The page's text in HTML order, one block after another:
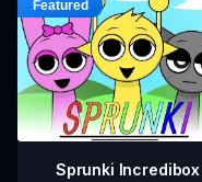
Sprunki Incredibox